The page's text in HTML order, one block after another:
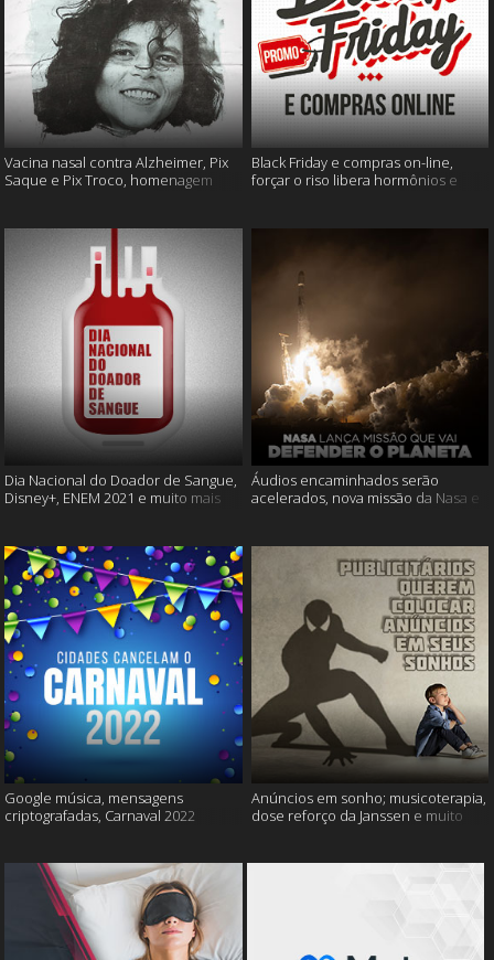
Vacina nasal contra Alzheimer, Pix
Saque e Pix Troco, homenagem
Black Friday e compras on-line,
forçar o riso libera hormônios e
Dia Nacional do Doador de Sangue,
Disney+, ENEM 2021 e muito mais
Áudios encaminhados serão
acelerados, nova missão da Nasa e
Google música, mensagens
criptografadas, Carnaval 2022
Anúncios em sonho; musicoterapia,
dose reforço da Janssen e muito